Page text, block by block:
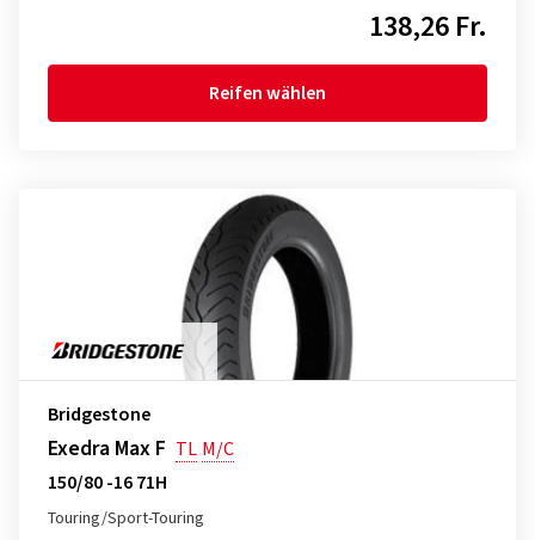
138,26 Fr.
Reifen wählen
Bridgestone
Exedra Max F TL M/C
150/80 -16 71H
Touring/Sport-Touring